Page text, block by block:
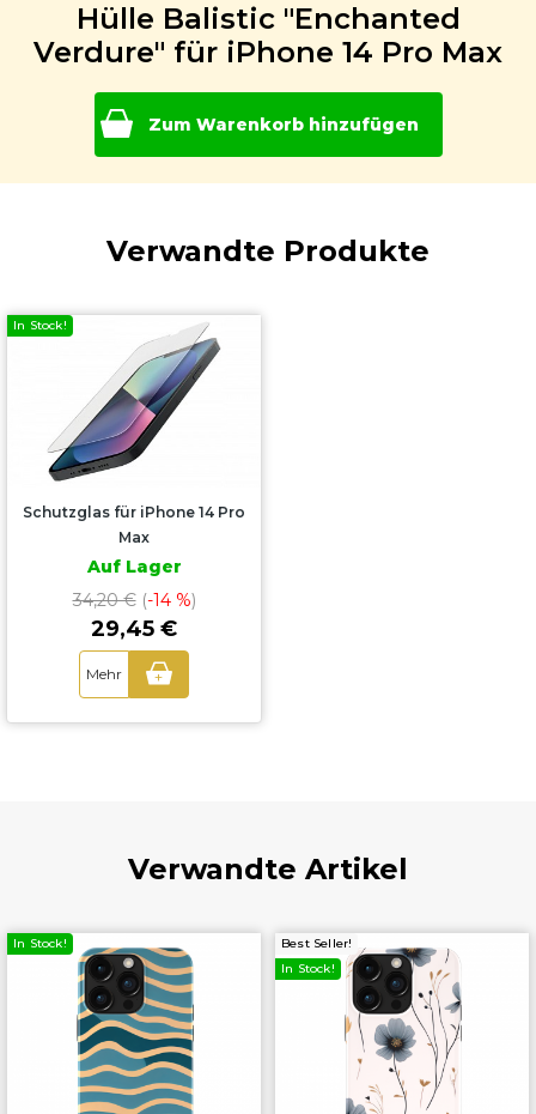
Hülle Balistic "Enchanted
Verdure" für iPhone 14 Pro Max
Zum Warenkorb hinzufügen
Verwandte Produkte
In Stock!
Schutzglas für iPhone 14 Pro
Max
Auf Lager
34,20 €(-14 %)
29,45 €
Mehr +
Verwandte Artikel
In Stock!
In Stock!
Best Seller!